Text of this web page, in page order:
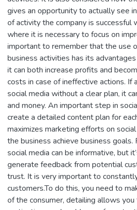
gives an opportunity to actually see
of activity the company is successful
where it is necessary to focus on
important to remember that the use
business activities has its
it can both increase profits and
costs in case of ineffective actions. If
social media without a clear plan, it
and money. An important step in
create a detailed content plan for
maximizes marketing efforts on
the business achieve business
social media can be informative, but
generate feedback from potential
trust. It is very important to
customers.To do this, you need to
of the consumer, detailing allows